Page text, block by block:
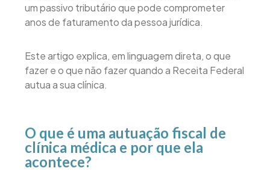
um passivo tributário que pode comprometer
anos de faturamento da pessoa jurídica.
Este artigo explica, em linguagem direta, o que
fazer e o que não fazer quando a Receita Federal
autua a sua clínica.
O que é uma autuação fiscal de
clínica médica e por que ela
acontece?